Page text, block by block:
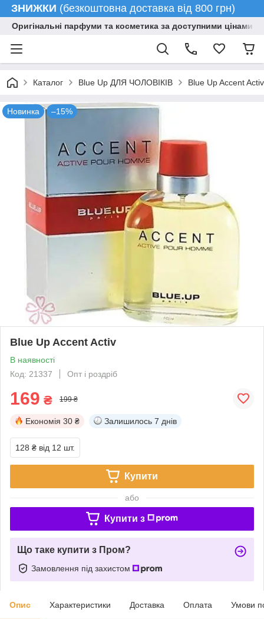
ЗНИЖКИ (безкоштовна доставка від 800 грн)
Оригінальні парфуми та косметика за доступними цінами
Каталог Blue Up ДЛЯ ЧОЛОВІКІВ Blue Up Accent Activ
Новинка –15%
Blue Up Accent Activ
В наявності
Код: 21337
Опт і роздріб
169 ₴ 199 ₴
Економія 30 ₴ Залишилось 7 днів
128 ₴ від 12 шт.
Купити
або
Купити з
Що таке купити з Пром?
Замовлення під захистом
Опис Характеристики Доставка Оплата Умови